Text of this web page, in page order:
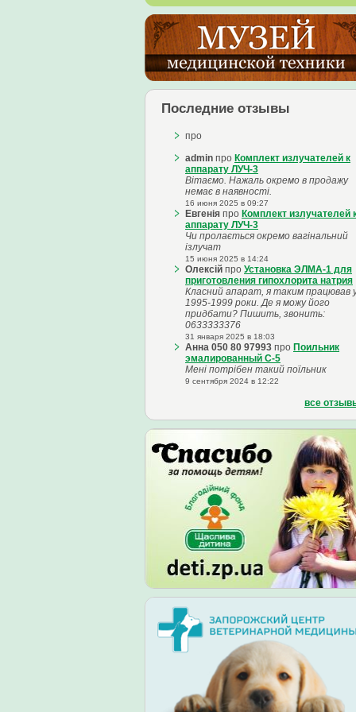
Последние отзывы
про
admin про Комплект излучателей к
аппарату ЛУЧ-3
Вітаємо. Нажаль окремо в продажу
немає в наявності.
16 июня 2025 в 09:27
Евгенія про Комплект излучателей
аппарату ЛУЧ-3
Чи пролається окремо вагінальний
ізлучат
15 июня 2025 в 14:24
Олексій про Установка ЭЛМА-1 для
приготовления гипохлорита натрия
Класний апарат, я таким працював
1995-1999 роки. Де я можу його
придбати? Пишить, звонить:
0633333376
31 января 2025 в 18:03
Анна 050 80 97993 про Поильник
эмалированный С-5
Мені потрібен такий поїльник
9 сентября 2024 в 12:22
все